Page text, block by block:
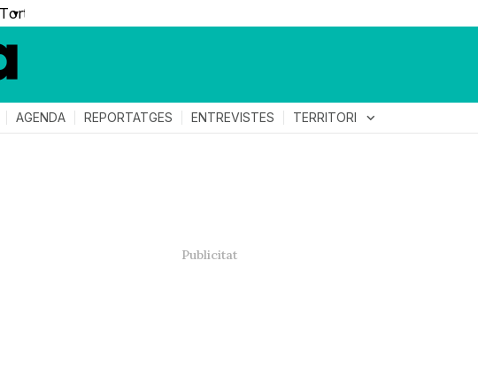
▼
AGENDA REPORTATGES ENTREVISTES TERRITORI expand_more